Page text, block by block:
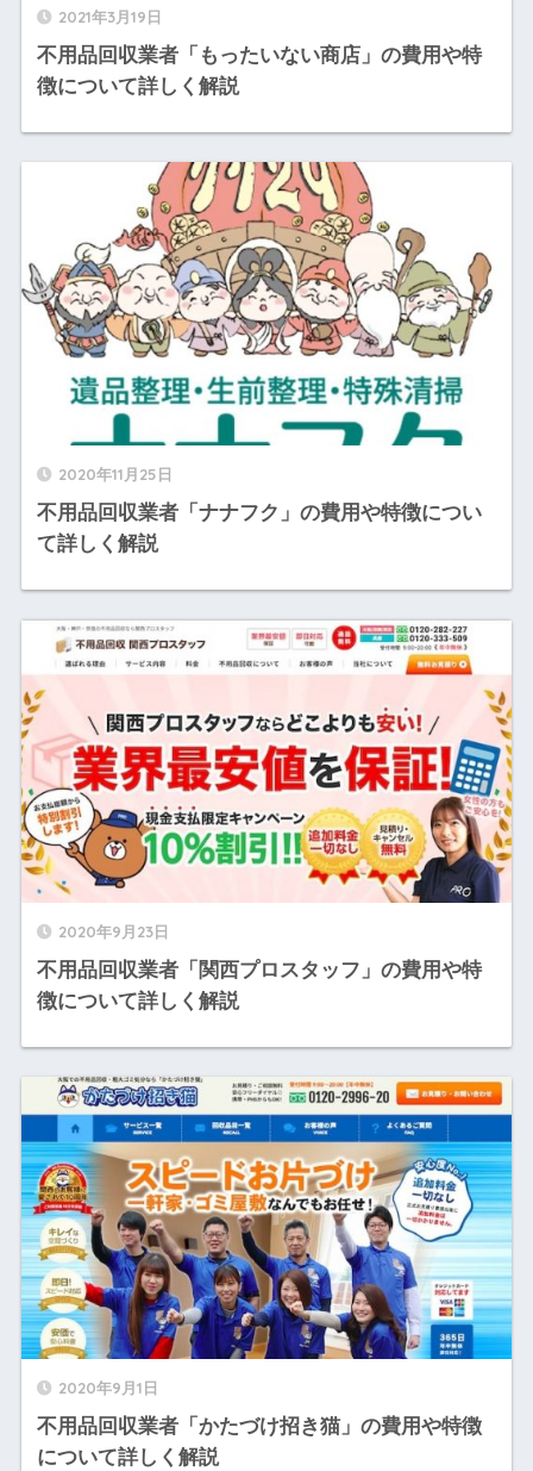
2021年3月19日
不用品回収業者「もったいない商店」の費用や特
徴について詳しく解説
2020年11月25日
不用品回収業者「ナナフク」の費用や特徴につい
て詳しく解説
2020年9月23日
不用品回収業者「関西プロスタッフ」の費用や特
徴について詳しく解説
2020年9月1日
不用品回収業者「かたづけ招き猫」の費用や特徴
について詳しく解説